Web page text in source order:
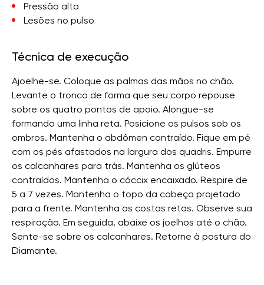
Pressão alta
Lesões no pulso
Técnica de execução
Ajoelhe-se. Coloque as palmas das mãos no chão.
Levante o tronco de forma que seu corpo repouse
sobre os quatro pontos de apoio. Alongue-se
formando uma linha reta. Posicione os pulsos sob os
ombros. Mantenha o abdômen contraído. Fique em pé
com os pés afastados na largura dos quadris. Empurre
os calcanhares para trás. Mantenha os glúteos
contraídos. Mantenha o cóccix encaixado. Respire de
5 a 7 vezes. Mantenha o topo da cabeça projetado
para a frente. Mantenha as costas retas. Observe sua
respiração. Em seguida, abaixe os joelhos até o chão.
Sente-se sobre os calcanhares. Retorne à postura do
Diamante.